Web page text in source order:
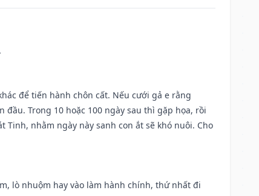
để tiến hành chôn cất. Nếu cưới gả e rằng
Trong 10 hoặc 100 ngày sau thì gặp họa, rồi
nhằm ngày này sanh con ắt sẽ khó nuôi. Cho
lò nhuộm hay vào làm hành chính, thứ nhất đi